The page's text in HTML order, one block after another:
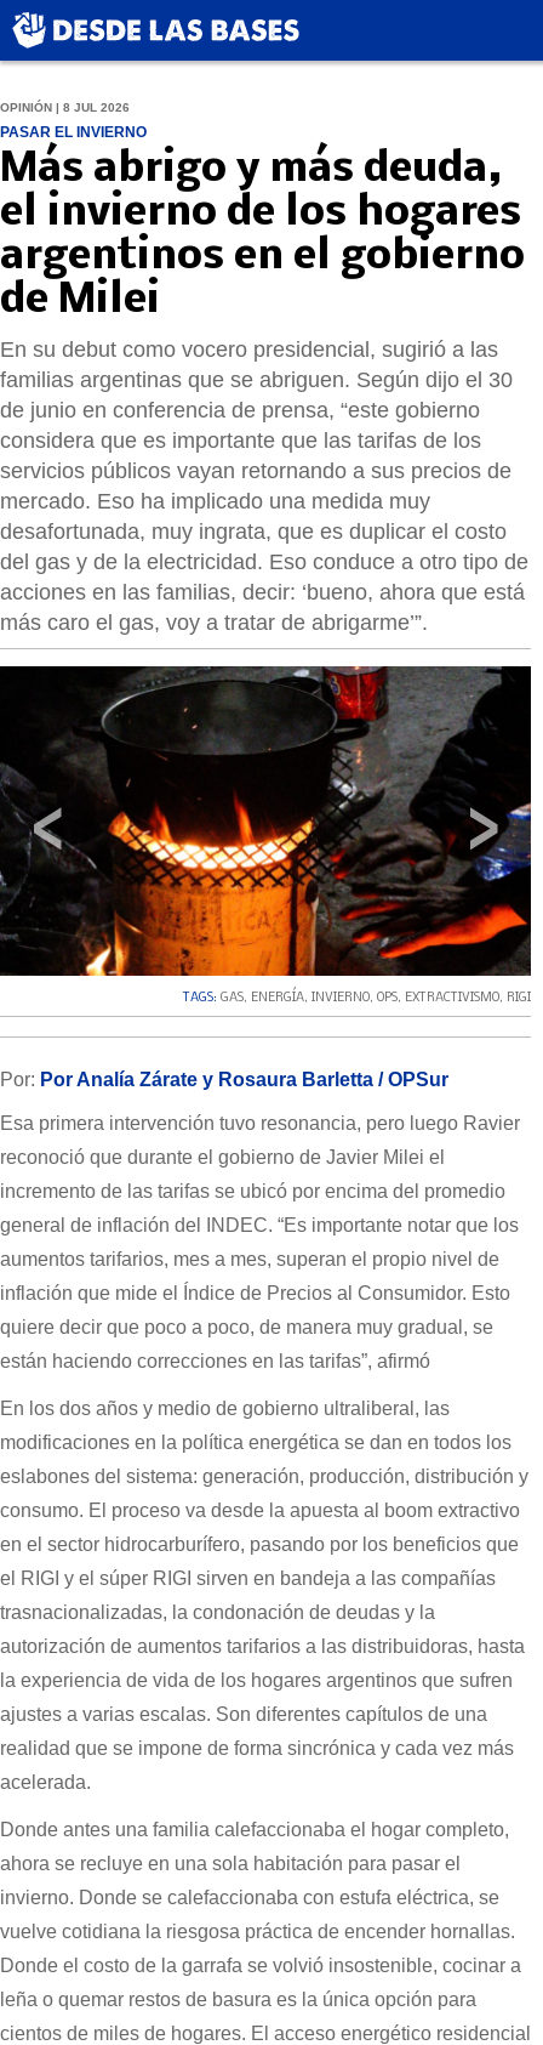
OPINIÓN | 8 JUL 2026
PASAR EL INVIERNO
Más abrigo y más deuda,
el invierno de los hogares
argentinos en el gobierno
de Milei
En su debut como vocero presidencial, sugirió a las
familias argentinas que se abriguen. Según dijo el 30
de junio en conferencia de prensa, “este gobierno
considera que es importante que las tarifas de los
servicios públicos vayan retornando a sus precios de
mercado. Eso ha implicado una medida muy
desafortunada, muy ingrata, que es duplicar el costo
del gas y de la electricidad. Eso conduce a otro tipo de
acciones en las familias, decir: ‘bueno, ahora que está
más caro el gas, voy a tratar de abrigarme’”.
‹ ›
TAGS: GAS, ENERGÍA, INVIERNO, OPS, EXTRACTIVISMO, RIGI
Por: Por Analía Zárate y Rosaura Barletta / OPSur
Esa primera intervención tuvo resonancia, pero luego Ravier
reconoció que durante el gobierno de Javier Milei el
incremento de las tarifas se ubicó por encima del promedio
general de inflación del INDEC. “Es importante notar que los
aumentos tarifarios, mes a mes, superan el propio nivel de
inflación que mide el Índice de Precios al Consumidor. Esto
quiere decir que poco a poco, de manera muy gradual, se
están haciendo correcciones en las tarifas”, afirmó
En los dos años y medio de gobierno ultraliberal, las
modificaciones en la política energética se dan en todos los
eslabones del sistema: generación, producción, distribución y
consumo. El proceso va desde la apuesta al boom extractivo
en el sector hidrocarburífero, pasando por los beneficios que
el RIGI y el súper RIGI sirven en bandeja a las compañías
trasnacionalizadas, la condonación de deudas y la
autorización de aumentos tarifarios a las distribuidoras, hasta
la experiencia de vida de los hogares argentinos que sufren
ajustes a varias escalas. Son diferentes capítulos de una
realidad que se impone de forma sincrónica y cada vez más
acelerada.
Donde antes una familia calefaccionaba el hogar completo,
ahora se recluye en una sola habitación para pasar el
invierno. Donde se calefaccionaba con estufa eléctrica, se
vuelve cotidiana la riesgosa práctica de encender hornallas.
Donde el costo de la garrafa se volvió insostenible, cocinar a
leña o quemar restos de basura es la única opción para
cientos de miles de hogares. El acceso energético residencial